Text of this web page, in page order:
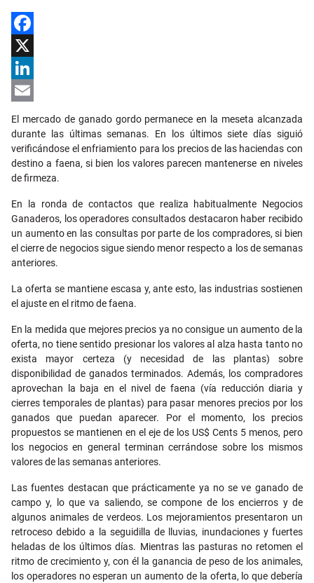
Facebook
X
LinkedIn
Email
El mercado de ganado gordo permanece en la meseta alcanzada
durante las últimas semanas. En los últimos siete días siguió
verificándose el enfriamiento para los precios de las haciendas con
destino a faena, si bien los valores parecen mantenerse en niveles
de firmeza.
En la ronda de contactos que realiza habitualmente Negocios
Ganaderos, los operadores consultados destacaron haber recibido
un aumento en las consultas por parte de los compradores, si bien
el cierre de negocios sigue siendo menor respecto a los de semanas
anteriores.
La oferta se mantiene escasa y, ante esto, las industrias sostienen
el ajuste en el ritmo de faena.
En la medida que mejores precios ya no consigue un aumento de la
oferta, no tiene sentido presionar los valores al alza hasta tanto no
exista mayor certeza (y necesidad de las plantas) sobre
disponibilidad de ganados terminados. Además, los compradores
aprovechan la baja en el nivel de faena (vía reducción diaria y
cierres temporales de plantas) para pasar menores precios por los
ganados que puedan aparecer. Por el momento, los precios
propuestos se mantienen en el eje de los US$ Cents 5 menos, pero
los negocios en general terminan cerrándose sobre los mismos
valores de las semanas anteriores.
Las fuentes destacan que prácticamente ya no se ve ganado de
campo y, lo que va saliendo, se compone de los encierros y de
algunos animales de verdeos. Los mejoramientos presentaron un
retroceso debido a la seguidilla de lluvias, inundaciones y fuertes
heladas de los últimos días. Mientras las pasturas no retomen el
ritmo de crecimiento y, con él la ganancia de peso de los animales,
los operadores no esperan un aumento de la oferta, lo que debería